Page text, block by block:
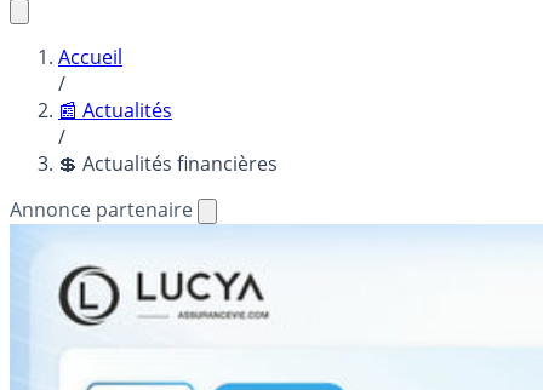
Accueil
/
📰 Actualités
/
💲 Actualités financières
Annonce partenaire